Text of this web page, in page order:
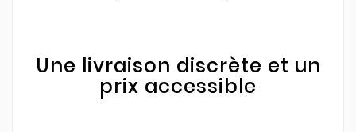
Une livraison discrète et un
prix accessible